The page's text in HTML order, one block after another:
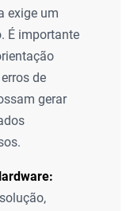
exige um
É importante
de
gerar